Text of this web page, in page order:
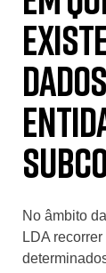
No âmbito
LDA